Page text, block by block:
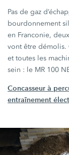
Pas de gaz
bourdonnement
en Franconie,
vont être démolis.
et toutes les
sein : le MR 100
Concasseur à
entraînement